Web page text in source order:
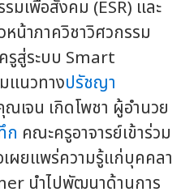
มเพื่อสังคม (ESR) และ
น้าภาควิชาวิศวกรรม
รูสู่ระบบ Smart
แนวทางปรัชญา
เจน เกิดโพชา ผู้อำนวย
ก คณะครูอาจารย์เข้าร่วม
ผยแพร่ความรู้แก่บุคคลา
นำไปพัฒนาด้านการ